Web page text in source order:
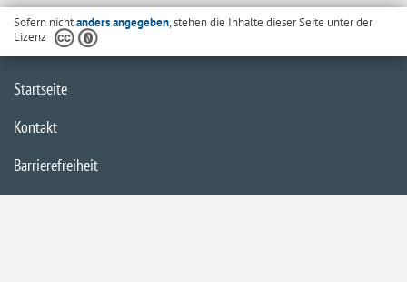
Sofern nichtanders angegeben, stehen die Inhalte dieser Seite unter der
Lizenz
Startseite
Kontakt
Barrierefreiheit